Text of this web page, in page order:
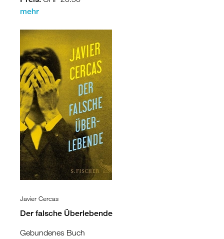
mehr
Javier Cercas
Der falsche Überlebende
Gebundenes Buch